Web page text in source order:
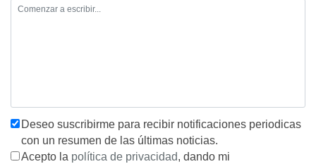
Deseo suscribirme para recibir notificaciones periodicas
con un resumen de las últimas noticias.
Acepto la política de privacidad, dando mi